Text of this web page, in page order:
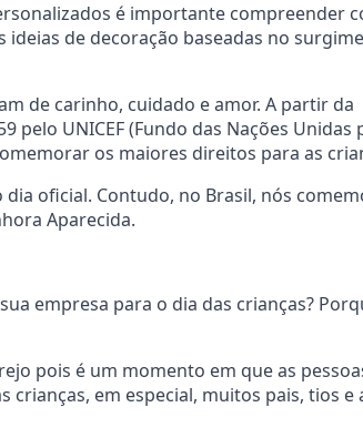
é importante compreender
de decoração baseadas no
de carinho, cuidado e amor. A partir da
pelo UNICEF (Fundo das Nações Unidas
os maiores direitos para as
oficial. Contudo, no Brasil, nós
Aparecida.
empresa para o dia das crianças?
pois é um momento em que as
em especial, muitos pais, tios e